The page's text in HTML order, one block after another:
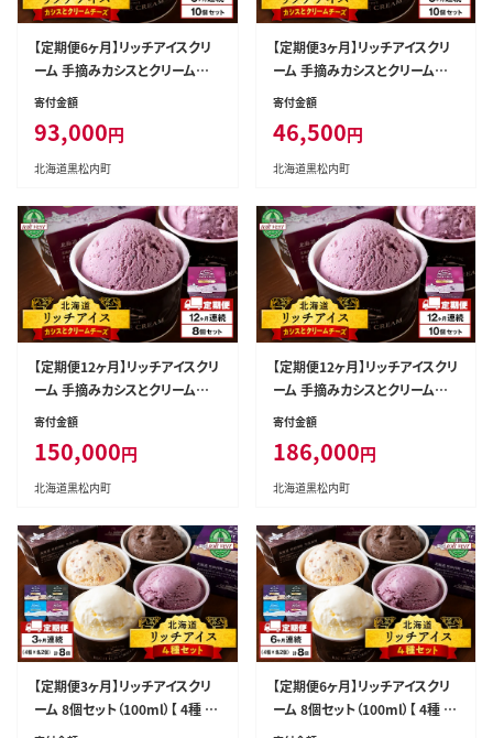
【定期便6ヶ月】リッチアイスクリ
ーム 手摘みカシスとクリームチ
ーズ 10個セット（100ml）
寄付金額
93,000円
北海道黒松内町
【定期便3ヶ月】リッチアイスクリ
ーム 手摘みカシスとクリームチ
ーズ 10個セット（100ml）
寄付金額
46,500円
北海道黒松内町
【定期便12ヶ月】リッチアイスクリ
ーム 手摘みカシスとクリームチ
ーズ 8個セット（100ml）
寄付金額
150,000円
北海道黒松内町
【定期便12ヶ月】リッチアイスクリ
ーム 手摘みカシスとクリームチ
ーズ 10個セット（100ml）
寄付金額
186,000円
北海道黒松内町
【定期便3ヶ月】リッチアイスクリ
ーム 8個セット（100ml）【 4種 ×
各2個】アイス スイーツ おやつ
【定期便6ヶ月】リッチアイスクリ
ーム 8個セット（100ml）【 4種 ×
各2個】アイス スイーツ おやつ